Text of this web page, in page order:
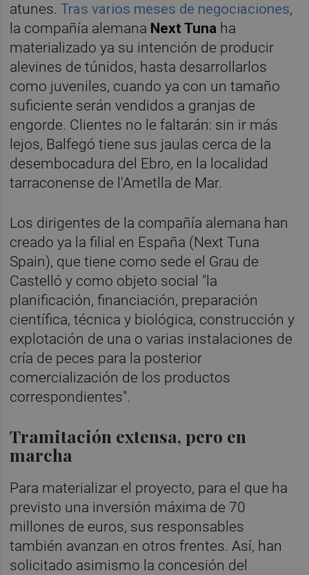
atunes.Tras varios meses de negociaciones,
la compañía alemana Next Tuna ha
materializado ya su intención de producir
alevines de túnidos, hasta desarrollarlos
como juveniles, cuando ya con un tamaño
suficiente serán vendidos a granjas de
engorde. Clientes no le faltarán: sin ir más
lejos, Balfegó tiene sus jaulas cerca de la
desembocadura del Ebro, en la localidad
tarraconense de l'Ametlla de Mar.
Los dirigentes de la compañía alemana han
creado ya la filial en España (Next Tuna
Spain), que tiene como sede el Grau de
Castelló y como objeto social "la
planificación, financiación, preparación
científica, técnica y biológica, construcción y
explotación de una o varias instalaciones de
cría de peces para la posterior
comercialización de los productos
correspondientes".
Tramitación extensa, pero en
marcha
Para materializar el proyecto, para el que ha
previsto una inversión máxima de 70
millones de euros, sus responsables
también avanzan en otros frentes. Así, han
solicitado asimismo la concesión del